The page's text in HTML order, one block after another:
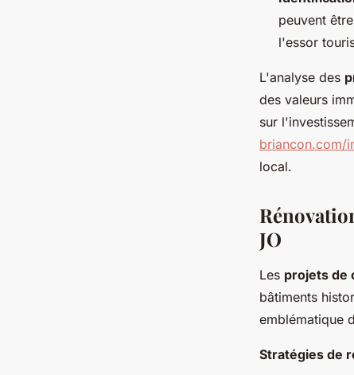
peuvent
l'essor
L'analyse des
des valeurs
sur
briancon.com/
local.
JO
Les projets de
bâtiments
emblématique
Stratégies de